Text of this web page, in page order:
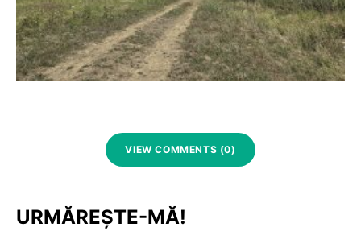
VIEW COMMENTS (0)
URMĂREȘTE-MĂ!